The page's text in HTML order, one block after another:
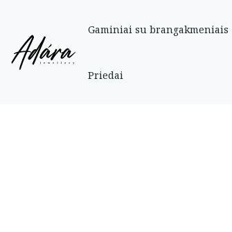
Gaminiai su brangakmeniais
Priedai
Pradinis Parduotuve » Auksiniai